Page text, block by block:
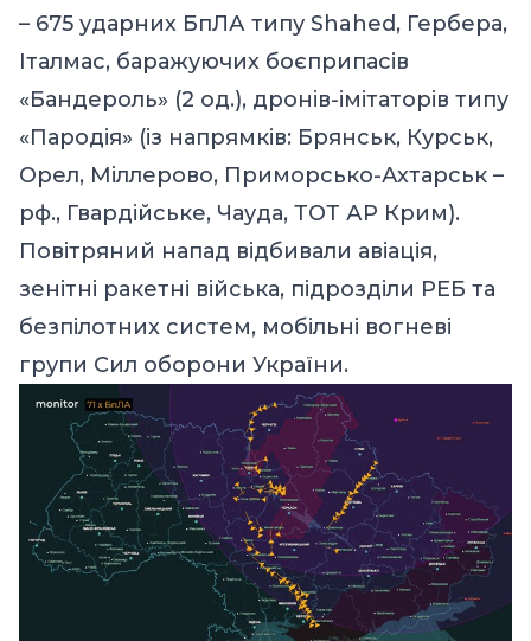
– 675 ударних БпЛА типу Shahed, Гербера,
Італмас, баражуючих боєприпасів
«Бандероль» (2 од.), дронів-імітаторів типу
«Пародія» (із напрямків: Брянськ, Курськ,
Орел, Міллерово, Приморсько-Ахтарськ –
рф., Гвардійське, Чауда, ТОТ АР Крим).
Повітряний напад відбивали авіація,
зенітні ракетні війська, підрозділи РЕБ та
безпілотних систем, мобільні вогневі
групи Сил оборони України.